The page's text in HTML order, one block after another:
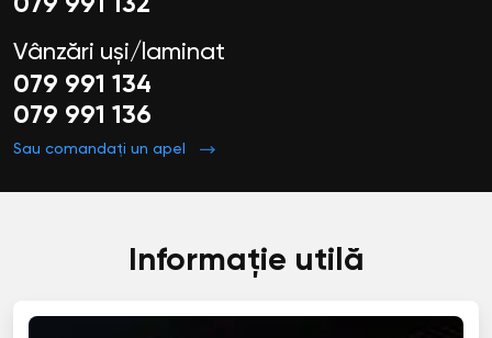
Vânzări uși/laminat
079 991 134
079 991 136
Sau comandați un apel
Informație utilă